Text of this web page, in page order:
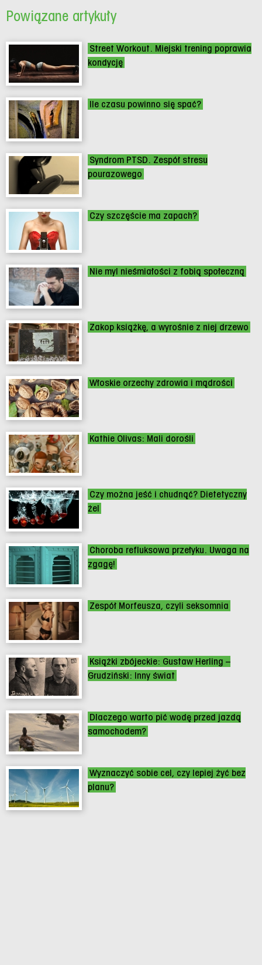
Powiązane artykuły
Street Workout. Miejski trening poprawia
kondycję
Ile czasu powinno się spać?
Syndrom PTSD. Zespół stresu
pourazowego
Czy szczęście ma zapach?
Nie myl nieśmiałości z fobią społeczną
Zakop książkę, a wyrośnie z niej drzewo
Włoskie orzechy zdrowia i mądrości
Kathie Olivas: Mali dorośli
Czy można jeść i chudnąć? Dietetyczny
żel
Choroba refluksowa przełyku. Uwaga na
zgagę!
Zespół Morfeusza, czyli seksomnia
Książki zbójeckie: Gustaw Herling –
Grudziński: Inny świat
Dlaczego warto pić wodę przed jazdą
samochodem?
Wyznaczyć sobie cel, czy lepiej żyć bez
planu?